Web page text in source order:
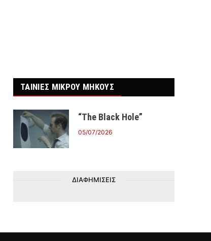
ΤΑΙΝΙΕΣ ΜΙΚΡΟΥ ΜΗΚΟΥΣ
“The Black Hole”
05/07/2026
ΔΙΑΦΗΜΙΣΕΙΣ